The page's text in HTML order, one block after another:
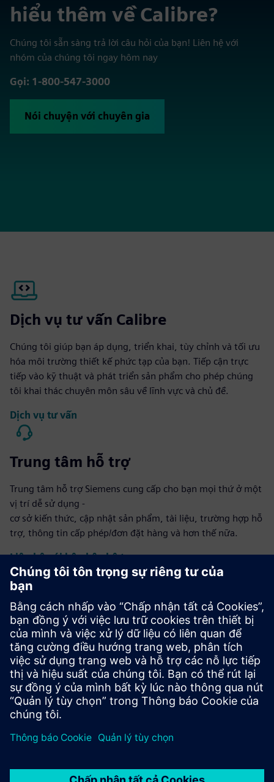
hiểu thêm về Calibre?
Chúng tôi sẵn sàng trả lời câu hỏi của bạn! Liên hệ với
nhóm của chúng tôi ngay hôm nay
Gọi: 1-800-547-3000
Nói chuyện với chuyên gia
Dịch vụ tư vấn Calibre
Chúng tôi giúp bạn áp dụng, triển khai, tùy chỉnh và tối ưu
hóa môi trường thiết kế phức tạp của bạn. Tiếp cận trực
tiếp vào kỹ thuật và phát triển sản phẩm cho phép chúng
tôi khai thác chuyên môn sâu về lĩnh vực và chủ đề.
Dịch vụ tư vấn
Trung tâm hỗ trợ
Trung tâm hỗ trợ Siemens cung cấp cho bạn mọi thứ ở một
vị trí dễ sử dụng -
cơ sở kiến thức, cập nhật sản phẩm, tài liệu, trường hợp hỗ
trợ, thông tin cấp phép/đơn đặt hàng và hơn thế nữa.
Liên hệ với bộ phận hỗ trợ
Thiết kế & Sản xuất vi mạch Calibre
Bộ công cụ Calibre cung cấp xác minh và tối ưu hóa IC chính
xác, hiệu quả, toàn diện trên tất cả các nút quy trình và
kiểu thiết kế đồng thời giảm thiểu việc sử dụng tài nguyên
và lịch trình ghi hình.
Học hỏi từ các chuyên gia